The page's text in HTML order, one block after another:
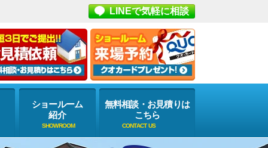
LINEで気軽に相談
ショールーム
紹介
無料相談・お見積りは
こちら